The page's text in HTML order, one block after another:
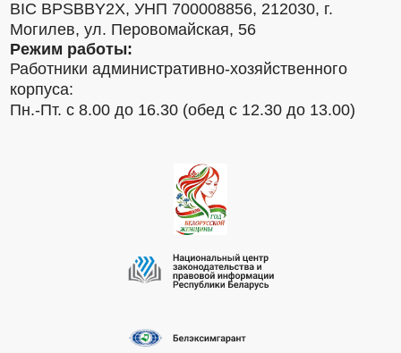
BIC BPSBBY2X, УНП 700008856, 212030, г.
Могилев, ул. Перовомайская, 56
Режим работы:
Работники административно-хозяйственного
корпуса:
Пн.-Пт. с 8.00 до 16.30 (обед с 12.30 до 13.00)